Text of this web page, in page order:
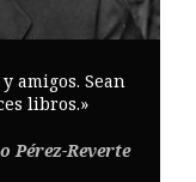
amigos. Sean
libros.»
Pérez-Reverte